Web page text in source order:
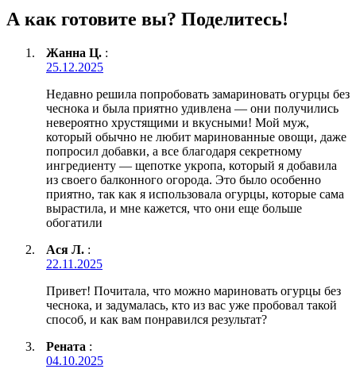
А как готовите вы? Поделитесь!
Жанна Ц. :
25.12.2025
Недавно решила попробовать замариновать огурцы без
чеснока и была приятно удивлена — они получились
невероятно хрустящими и вкусными! Мой муж,
который обычно не любит маринованные овощи, даже
попросил добавки, а все благодаря секретному
ингредиенту — щепотке укропа, который я добавила
из своего балконного огорода. Это было особенно
приятно, так как я использовала огурцы, которые сама
вырастила, и мне кажется, что они еще больше
обогатили
Ася Л. :
22.11.2025
Привет! Почитала, что можно мариновать огурцы без
чеснока, и задумалась, кто из вас уже пробовал такой
способ, и как вам понравился результат?
Рената :
04.10.2025